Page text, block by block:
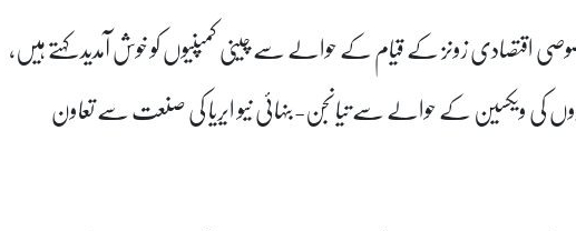
اقتصادی زونز کے قیام کے حوالے سے چینی کمپنیوں کو خوش آمدید کہتے ہیں،
کی ویکسین کے حوالے سے تیانجن-بنہائی نیو ایریا کی صنعت سے تعاون